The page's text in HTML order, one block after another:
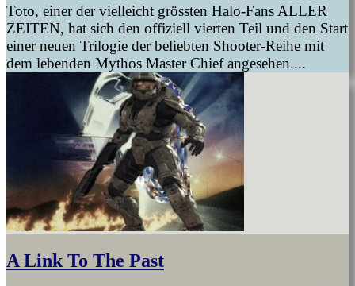
Toto, einer der vielleicht grössten Halo-Fans ALLER
ZEITEN, hat sich den offiziell vierten Teil und den Start
einer neuen Trilogie der beliebten Shooter-Reihe mit
dem lebenden Mythos Master Chief angesehen....
A Link To The Past